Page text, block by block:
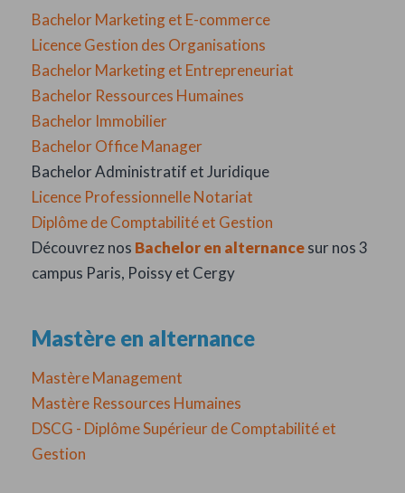
Bachelor Marketing et E-commerce
Licence Gestion des Organisations
Bachelor Marketing et Entrepreneuriat
Bachelor Ressources Humaines
Bachelor Immobilier
Bachelor Office Manager
Bachelor Administratif et Juridique
Licence Professionnelle Notariat
Diplôme de Comptabilité et Gestion
Découvrez nos Bachelor en alternancesur nos 3
campus Paris, Poissy et Cergy
Mastère en alternance
Mastère Management
Mastère Ressources Humaines
DSCG - Diplôme Supérieur de Comptabilité et
Gestion